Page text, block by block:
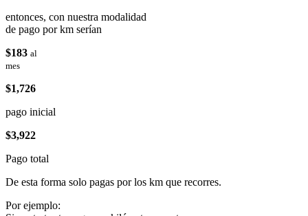
entonces, con nuestra modalidad
de pago por km serían
$183 al
mes
$1,726
pago inicial
$3,922
Pago total
De esta forma solo pagas por los km que recorres.
Por ejemplo: